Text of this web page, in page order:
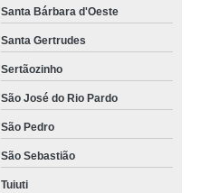
Santa Bárbara d'Oeste
Santa Gertrudes
Sertãozinho
São José do Rio Pardo
São Pedro
São Sebastião
Tuiuti